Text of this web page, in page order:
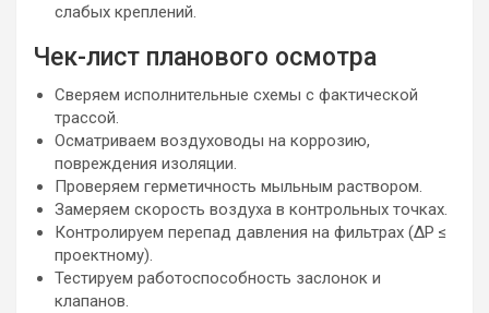
слабых креплений.
Чек-лист планового осмотра
Сверяем исполнительные схемы с фактической
трассой.
Осматриваем воздуховоды на коррозию,
повреждения изоляции.
Проверяем герметичность мыльным раствором.
Замеряем скорость воздуха в контрольных точках.
Контролируем перепад давления на фильтрах (ΔP ≤
проектному).
Тестируем работоспособность заслонок и
клапанов.